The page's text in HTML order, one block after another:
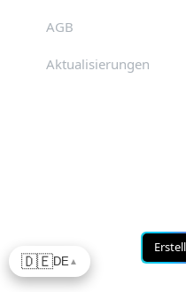
AGB
Aktualisierungen
🇩🇪DE ▲